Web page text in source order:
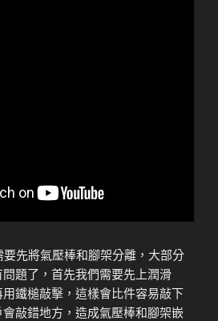
先將氣壓棒和腳架分離，大部分
題了，首先我們需要先上潤滑
鐵槌敲擊，這樣會比件容易敲下
敲錯地方，造成氣壓棒和腳架嵌